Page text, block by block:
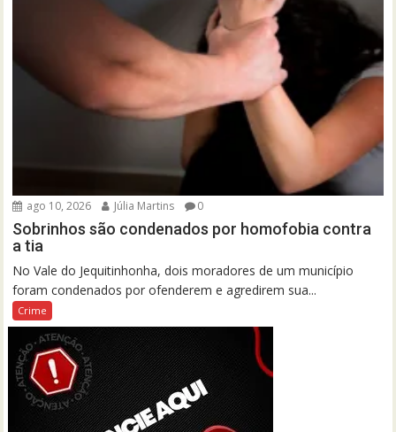
ago 10, 2026 Júlia Martins 0
Sobrinhos são condenados por homofobia contra
a tia
No Vale do Jequitinhonha, dois moradores de um município
foram condenados por ofenderem e agredirem sua...
Crime